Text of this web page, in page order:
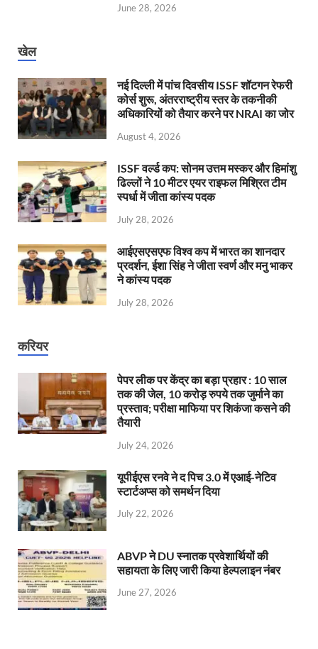
June 28, 2026
खेल
नई दिल्ली में पांच दिवसीय ISSF शॉटगन रेफरी
कोर्स शुरू, अंतरराष्ट्रीय स्तर के तकनीकी
अधिकारियों को तैयार करने पर NRAI का जोर
August 4, 2026
ISSF वर्ल्ड कप: सोनम उत्तम मस्कर और हिमांशु
ढिल्लों ने 10 मीटर एयर राइफल मिश्रित टीम
स्पर्धा में जीता कांस्य पदक
July 28, 2026
आईएसएसएफ विश्व कप में भारत का शानदार
प्रदर्शन, ईशा सिंह ने जीता स्वर्ण और मनु भाकर
ने कांस्य पदक
July 28, 2026
करियर
पेपर लीक पर केंद्र का बड़ा प्रहार : 10 साल
तक की जेल, 10 करोड़ रुपये तक जुर्माने का
प्रस्ताव; परीक्षा माफिया पर शिकंजा कसने की
तैयारी
July 24, 2026
यूपीईएस रनवे ने द पिच 3.0 में एआई-नेटिव
स्टार्टअप्स को समर्थन दिया
July 22, 2026
ABVP ने DU स्नातक प्रवेशार्थियों की
सहायता के लिए जारी किया हेल्पलाइन नंबर
June 27, 2026